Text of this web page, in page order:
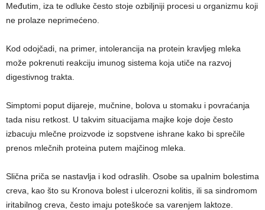
Međutim, iza te odluke često stoje ozbiljniji procesi u organizmu koji
ne prolaze neprimećeno.
Kod odojčadi, na primer, intolerancija na protein kravljeg mleka
može pokrenuti reakciju imunog sistema koja utiče na razvoj
digestivnog trakta.
Simptomi poput dijareje, mučnine, bolova u stomaku i povraćanja
tada nisu retkost. U takvim situacijama majke koje doje često
izbacuju mlečne proizvode iz sopstvene ishrane kako bi sprečile
prenos mlečnih proteina putem majčinog mleka.
Slična priča se nastavlja i kod odraslih. Osobe sa upalnim bolestima
creva, kao što su Kronova bolest i ulcerozni kolitis, ili sa sindromom
iritabilnog creva, često imaju poteškoće sa varenjem laktoze.